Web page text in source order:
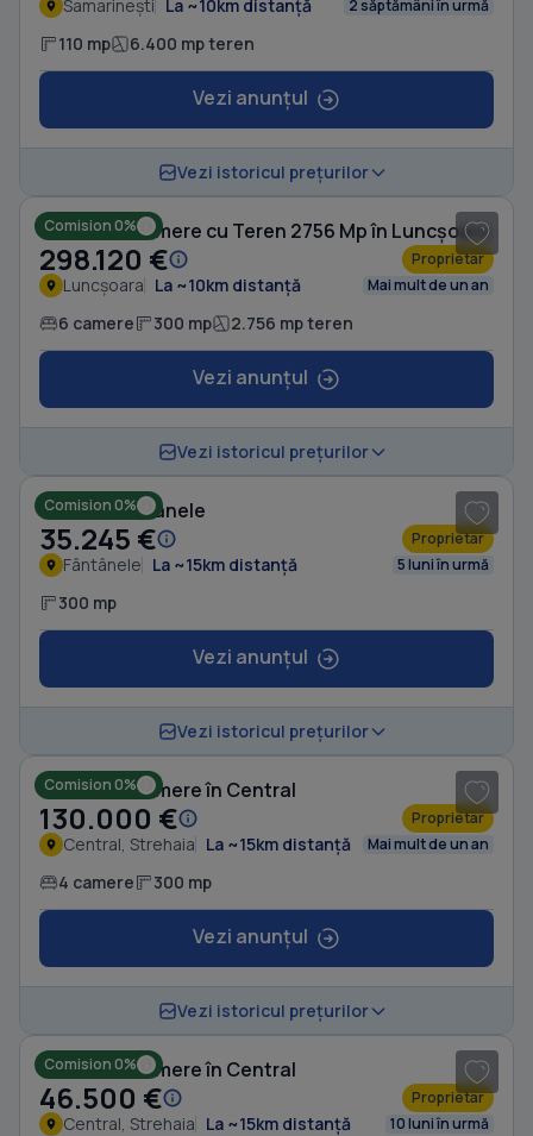
Samarinești La ~10km distanță 2 săptămâni în urmă
110 mp 6.400 mp teren
Vezi anunțul
Vezi istoricul prețurilor
Comision 0%
Casă cu 6 camere cu Teren 2756 Mp în Luncșoara
298.120 € Proprietar
Luncșoara La ~10km distanță Mai mult de un an
6 camere 300 mp 2.756 mp teren
Vezi anunțul
Vezi istoricul prețurilor
Comision 0%
Casă în Fântânele
35.245 € Proprietar
Fântânele La ~15km distanță 5 luni în urmă
300 mp
Vezi anunțul
Vezi istoricul prețurilor
Comision 0%
Casă cu 4 camere în Central
130.000 € Proprietar
Central, Strehaia La ~15km distanță Mai mult de un an
4 camere 300 mp
Vezi anunțul
Vezi istoricul prețurilor
Comision 0%
Casă cu 2 camere în Central
46.500 € Proprietar
Central, Strehaia La ~15km distanță 10 luni în urmă